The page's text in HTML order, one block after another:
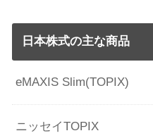
日本株式の主な商品
eMAXIS Slim(TOPIX)
ニッセイTOPIX